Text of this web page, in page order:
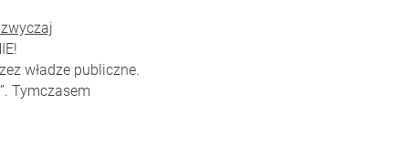
władze publiczne.
Tymczasem